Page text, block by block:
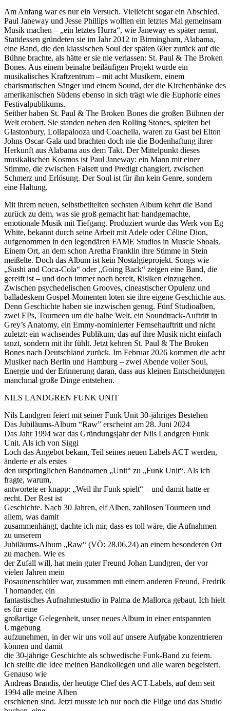
Am Anfang war es nur ein Versuch. Vielleicht sogar ein Abschied.
Paul Janeway und Jesse Phillips wollten ein letztes Mal gemeinsam
Musik machen – „ein letztes Hurra“, wie Janeway es später nennt.
Stattdessen gründeten sie im Jahr 2012 in Birmingham, Alabama,
eine Band, die den klassischen Soul der späten 60er zurück auf die
Bühne brachte, als hätte er sie nie verlassen: St. Paul & The Broken
Bones. Aus einem beinahe beiläufigen Projekt wurde ein
musikalisches Kraftzentrum – mit acht Musikern, einem
charismatischen Sänger und einem Sound, der die Kirchenbänke des
amerikanischen Südens ebenso in sich trägt wie die Euphorie eines
Festivalpublikums.
Seither haben St. Paul & The Broken Bones die großen Bühnen der
Welt erobert. Sie standen neben den Rolling Stones, spielten bei
Glastonbury, Lollapalooza und Coachella, waren zu Gast bei Elton
Johns Oscar-Gala und brachten doch nie die Bodenhaftung ihrer
Herkunft aus Alabama aus dem Takt. Der Mittelpunkt dieses
musikalischen Kosmos ist Paul Janeway: ein Mann mit einer
Stimme, die zwischen Falsett und Predigt changiert, zwischen
Schmerz und Erlösung. Der Soul ist für ihn kein Genre, sondern
eine Haltung.
Mit ihrem neuen, selbstbetitelten sechsten Album kehrt die Band
zurück zu dem, was sie groß gemacht hat: handgemachte,
emotionale Musik mit Tiefgang. Produziert wurde das Werk von Eg
White, bekannt durch seine Arbeit mit Adele oder Céline Dion,
aufgenommen in den legendären FAME Studios in Muscle Shoals.
Einem Ort, an dem schon Aretha Franklin ihre Stimme in Stein
meißelte. Doch das Album ist kein Nostalgieprojekt. Songs wie
„Sushi and Coca-Cola“ oder „Going Back“ zeigen eine Band, die
gereift ist – und doch immer noch bereit, Risiken einzugehen.
Zwischen psychedelischen Grooves, cineastischer Opulenz und
balladeskem Gospel-Momenten loten sie ihre eigene Geschichte aus.
Denn Geschichte haben sie inzwischen genug. Fünf Studioalben,
zwei EPs, Tourneen um die halbe Welt, ein Soundtrack-Auftritt in
Grey’s Anatomy, ein Emmy-nominierter Fernsehauftritt und nicht
zuletzt: ein wachsendes Publikum, das auf ihre Musik nicht einfach
tanzt, sondern mit ihr fühlt. Jetzt kehren St. Paul & The Broken
Bones nach Deutschland zurück. Im Februar 2026 kommen die acht
Musiker nach Berlin und Hamburg – zwei Abende voller Soul,
Energie und der Erinnerung daran, dass aus kleinen Entscheidungen
manchmal große Dinge entstehen.
NILS LANDGREN FUNK UNIT
Nils Landgren feiert mit seiner Funk Unit 30-jähriges Bestehen
Das Jubiläums-Album “Raw” erscheint am 28. Juni 2024
Das Jahr 1994 war das Gründungsjahr der Nils Landgren Funk
Unit. Als ich von Siggi
Loch das Angebot bekam, Teil seines neuen Labels ACT werden,
änderte er als erstes
den ursprünglichen Bandnamen „Unit“ zu „Funk Unit“. Als ich
fragte, warum,
antwortete er knapp: „Weil ihr Funk spielt“ – und damit hatte er
recht. Der Rest ist
Geschichte. Nach 30 Jahren, elf Alben, zahllosen Tourneen und
allem, was damit
zusammenhängt, dachte ich mir, dass es toll wäre, die Aufnahmen
zu unserem
Jubiläums-Album „Raw“ (VÖ: 28.06.24) an einem besonderen Ort
zu machen. Wie es
der Zufall will, hat mein guter Freund Johan Lundgren, der vor
vielen Jahren mein
Posaunenschüler war, zusammen mit einem anderen Freund, Fredrik
Thomander, ein
fantastisches Aufnahmestudio in Palma de Mallorca gebaut. Ich hielt
es für eine
großartige Gelegenheit, unser neues Album in einer entspannten
Umgebung
aufzunehmen, in der wir uns voll auf unsere Aufgabe konzentrieren
können und damit
die 30-jährige Geschichte als schwedische Funk-Band zu feiern.
Ich stellte die Idee meinen Bandkollegen und alle waren begeistert.
Genauso wie
Andreas Brandis, der heutige Chef des ACT-Labels, auf dem seit
1994 alle meine Alben
erschienen sind. Jetzt musste ich nur noch die Flüge und das Studio